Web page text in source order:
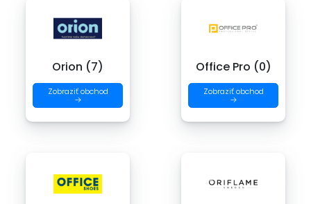
Orion (7)
Zobraziť obchod
→
Office Pro (0)
Zobraziť obchod
→